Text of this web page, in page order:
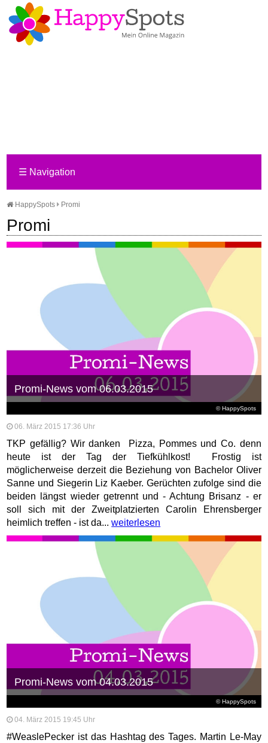
☰ Navigation
HappySpots Promi
Promi
© HappySpots
Promi-News vom 06.03.2015
06. März 2015 17:36 Uhr
TKP gefällig? Wir danken Pizza, Pommes und Co. denn
heute ist der Tag der Tiefkühlkost! Frostig ist
möglicherweise derzeit die Beziehung von Bachelor Oliver
Sanne und Siegerin Liz Kaeber. Gerüchten zufolge sind die
beiden längst wieder getrennt und - Achtung Brisanz - er
soll sich mit der Zweitplatzierten Carolin Ehrensberger
heimlich treffen - ist da...weiterlesen
© HappySpots
Promi-News vom 04.03.2015
04. März 2015 19:45 Uhr
#WeaslePecker ist das Hashtag des Tages. Martin Le-May